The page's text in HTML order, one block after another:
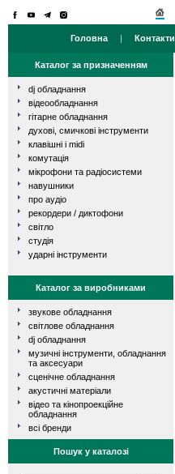
Головна | Контакти
Каталог за призначенням
dj обладнання
відеообладнання
гітарне обладнання
духові, смичкові інструменти
клавішні і midi
комутація
мікрофони та радіосистеми
навушники
про аудіо
рекордери / диктофони
світло
студія
ударні інструменти
Каталог за виробниками
звукове обладнання
світлове обладнання
dj обладнання
музичні інструменти, обладнання
та аксесуари
сценічне обладнання
акустичні матеріали
відео та кінопроекційне
обладнання
всі бренди
Пошук у каталозі